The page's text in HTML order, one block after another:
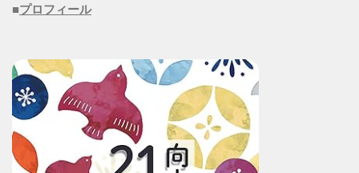
■プロフィール